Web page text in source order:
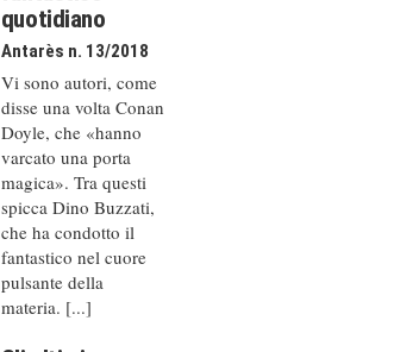
quotidiano
Antarès n. 13/2018
Vi sono autori, come
disse una volta Conan
Doyle, che «hanno
varcato una porta
magica». Tra questi
spicca Dino Buzzati,
che ha condotto il
fantastico nel cuore
pulsante della
materia. [...]